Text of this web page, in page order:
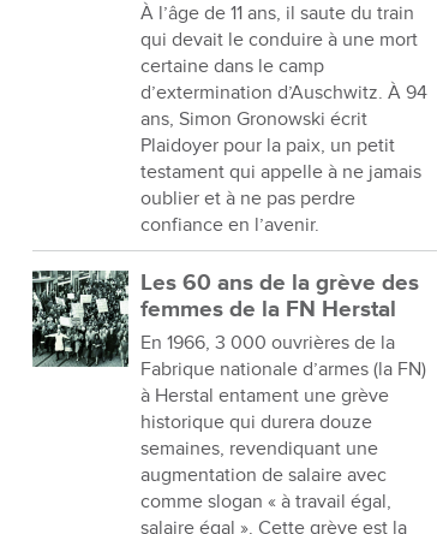
À l’âge de 11 ans, il saute du train
qui devait le conduire à une mort
certaine dans le camp
d’extermination d’Auschwitz. À 94
ans, Simon Gronowski écrit
Plaidoyer pour la paix, un petit
testament qui appelle à ne jamais
oublier et à ne pas perdre
confiance en l’avenir.
Les 60 ans de la grève des
femmes de la FN Herstal
En 1966, 3 000 ouvrières de la
Fabrique nationale d’armes (la FN)
à Herstal entament une grève
historique qui durera douze
semaines, revendiquant une
augmentation de salaire avec
comme slogan « à travail égal,
salaire égal ». Cette grève est la